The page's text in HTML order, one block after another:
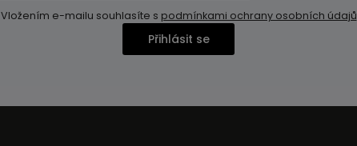
Vložením e-mailu souhlasíte s podmínkami ochrany osobních údajů
Přihlásit se